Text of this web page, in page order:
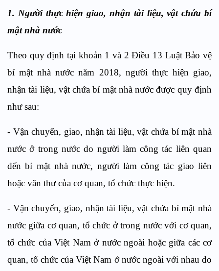
1. Người thực hiện giao, nhận tài liệu, vật chứa bí
mật nhà nước
Theo quy định tại khoản 1 và 2 Điều 13 Luật Bảo vệ
bí mật nhà nước năm 2018, người thực hiện giao,
nhận tài liệu, vật chứa bí mật nhà nước được quy định
như sau:
- Vận chuyển, giao, nhận tài liệu, vật chứa bí mật nhà
nước ở trong nước do người làm công tác liên quan
đến bí mật nhà nước, người làm công tác giao liên
hoặc văn thư của cơ quan, tổ chức thực hiện.
- Vận chuyển, giao, nhận tài liệu, vật chứa bí mật nhà
nước giữa cơ quan, tổ chức ở trong nước với cơ quan,
tổ chức của Việt Nam ở nước ngoài hoặc giữa các cơ
quan, tổ chức của Việt Nam ở nước ngoài với nhau do